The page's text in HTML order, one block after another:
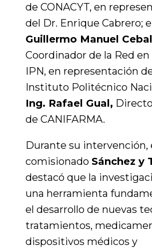
de CONACYT, en
del Dr. Enrique Cabrero;
Guillermo Manuel
Coordinador de la Red en
IPN, en representación
Instituto Politécnico
Ing. Rafael Gual,
de CANIFARMA.
Durante su intervención,
comisionadoSánchez y
destacó que la
una herramienta
el desarrollo de nuevas
tratamientos,
dispositivos médicos y